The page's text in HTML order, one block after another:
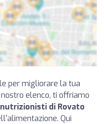
per migliorare la tua
elenco, ti offriamo
di Rovato
Qui